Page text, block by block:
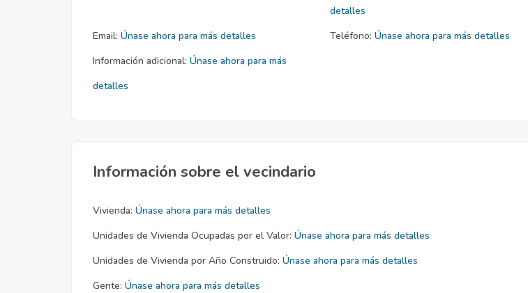
detalles
Email: Únase ahora para más detalles Teléfono: Únase ahora para más detalles
Información adicional: Únase ahora para más
detalles
Información sobre el vecindario
Vivienda: Únase ahora para más detalles
Unidades de Vivienda Ocupadas por el Valor: Únase ahora para más detalles
Unidades de Vivienda por Año Construido: Únase ahora para más detalles
Gente: Únase ahora para más detalles